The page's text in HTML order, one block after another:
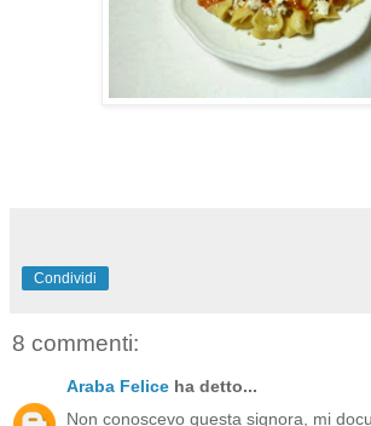
Condividi
8 commenti:
Araba Felice ha detto...
Non conoscevo questa signora, mi